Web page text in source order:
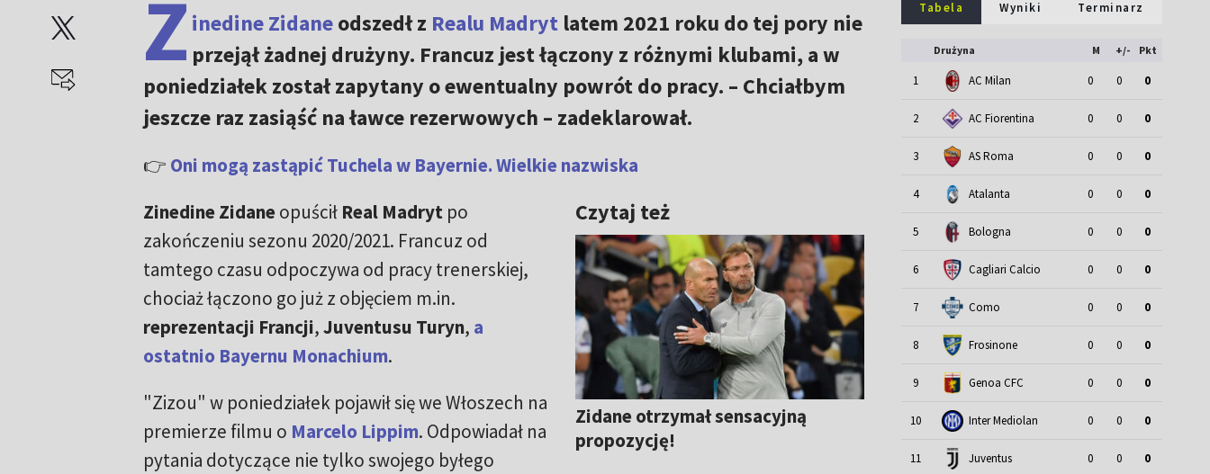
Z inedine Zidaneodszedł z Realu Madrytlatem 2021 roku do tej pory nie
przejął żadnej drużyny. Francuz jest łączony z różnymi klubami, a w
poniedziałek został zapytany o ewentualny powrót do pracy. – Chciałbym
jeszcze raz zasiąść na ławce rezerwowych – zadeklarował.
👉 Oni mogą zastąpić Tuchela w Bayernie. Wielkie nazwiska
Czytaj też
Zidane otrzymał sensacyjną
propozycję!
Zinedine Zidaneopuścił Real Madrytpo
zakończeniu sezonu 2020/2021. Francuz od
tamtego czasu odpoczywa od pracy trenerskiej,
chociaż łączono go już z objęciem m.in.
reprezentacji Francji,Juventusu Turyn, a
ostatnio Bayernu Monachium.
"Zizou" w poniedziałek pojawił się we Włoszech na
premierze filmu o Marcelo Lippim. Odpowiadał na
pytania dotyczące nie tylko swojego byłego
Tabela Wyniki Terminarz
Drużyna M +/- Pkt
1 AC Milan 0 0 0
2 AC Fiorentina 0 0 0
3 AS Roma 0 0 0
4 Atalanta 0 0 0
5 Bologna 0 0 0
6 Cagliari Calcio 0 0 0
7 Como 0 0 0
8 Frosinone 0 0 0
9 Genoa CFC 0 0 0
10 Inter Mediolan 0 0 0
11 Juventus 0 0 0